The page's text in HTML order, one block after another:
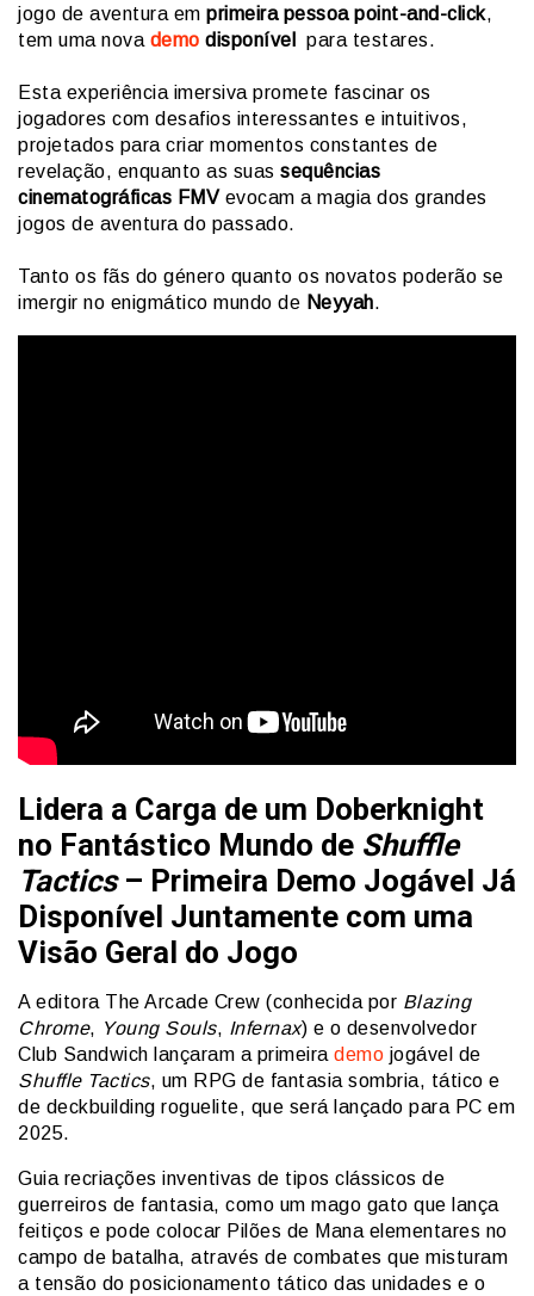
jogo de aventura em primeira pessoa point-and-click,
tem uma nova demo disponível para testares.
Esta experiência imersiva promete fascinar os
jogadores com desafios interessantes e intuitivos,
projetados para criar momentos constantes de
revelação, enquanto as suas sequências
cinematográficas FMV evocam a magia dos grandes
jogos de aventura do passado.
Tanto os fãs do género quanto os novatos poderão se
imergir no enigmático mundo de Neyyah.
Lidera a Carga de um Doberknight
no Fantástico Mundo de Shuffle
Tactics– Primeira Demo Jogável Já
Disponível Juntamente com uma
Visão Geral do Jogo
A editora The Arcade Crew (conhecida por Blazing
Chrome, Young Souls, Infernax) e o desenvolvedor
Club Sandwich lançaram a primeira demo jogável de
Shuffle Tactics, um RPG de fantasia sombria, tático e
de deckbuilding roguelite, que será lançado para PC em
2025.
Guia recriações inventivas de tipos clássicos de
guerreiros de fantasia, como um mago gato que lança
feitiços e pode colocar Pilões de Mana elementares no
campo de batalha, através de combates que misturam
a tensão do posicionamento tático das unidades e o